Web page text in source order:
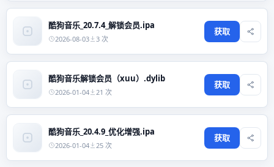
酷狗音乐_20.7.4_解锁会员.ipa
2026-08-03 3 次
获取
酷狗音乐解锁会员（xuu）.dylib
2026-01-04 21 次
获取
酷狗音乐_20.4.9_优化增强.ipa
2026-01-04 25 次
获取